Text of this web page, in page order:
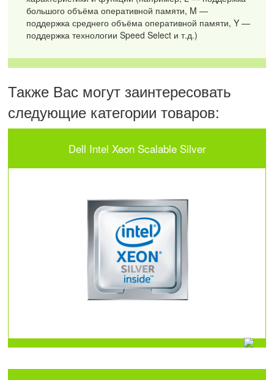
большого объёма оперативной памяти, M —
поддержка среднего объёма оперативной памяти, Y —
поддержка технологии Speed Select и т.д.)
Также Вас могут заинтересовать
следующие категории товаров:
Dell Intel Xeon Scalable Silver